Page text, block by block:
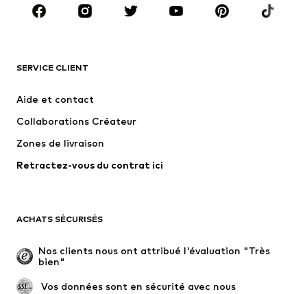
VÊTEMENTS
T-shirts et polos
Pantalons
Sous-vêtements
Costumes et vestes classiques
Maillots de bain
Grandes tailles
Nouveautés
Boots et bottes
Baskets
SERVICE CLIENT
Aide et contact
Collaborations Créateur
Zones de livraison
Retractez-vous du contrat ici
ACHATS SÉCURISÉS
Nos clients nous ont attribué l'évaluation "Très
bien"
Vos données sont en sécurité avec nous